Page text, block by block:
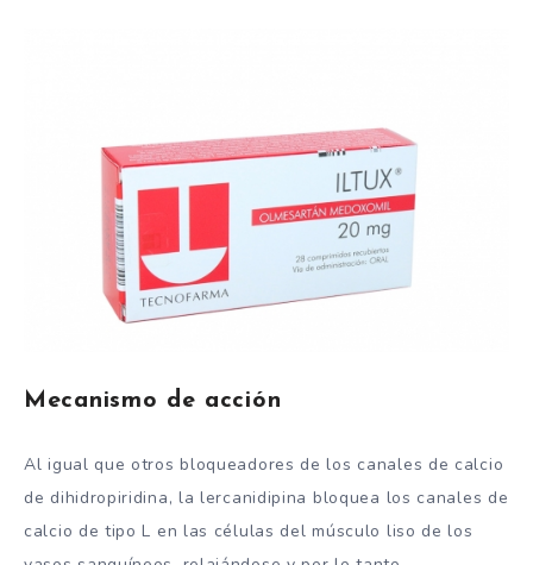
Mecanismo de acción
Al igual que otros bloqueadores de los canales de calcio
de dihidropiridina, la lercanidipina bloquea los canales de
calcio de tipo L en las células del músculo liso de los